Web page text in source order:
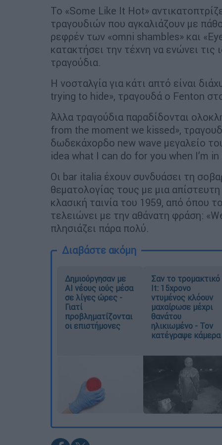
Το «Some Like It Hot»
τραγουδιών που αγκαλιάζουν με
ρεφρέν των «omni shambles» και
κατακτήσει την τέχνη να ενώνει
τραγούδια.
Η νοσταλγία για κάτι απτό είναι
trying to hide», τραγουδά ο Fenton
Άλλα τραγούδια παραδίδονται
from the moment we kissed»,
δωδεκάχορδο new wave μεγαλείο
idea what I can do for you when I’m
Οι bar italia έχουν συνδυάσει τη
θεματολογίας τους με μια
κλασική ταινία του 1959, από όπου
τελειώνει με την αθάνατη φράση:
πλησιάζει πάρα πολύ.
Διαβάστε ακόμη
Δημιούργησαν με
AI νέους ιούς μέσα
σε λίγες ώρες -
Γιατί
προβληματίζονται
οι επιστήμονες
Σαν το τρομακτικό
It: 15χρονο
ντυμένος κλόουν
μαχαίρωσε μέχρι
θανάτου
ηλικιωμένο - Τον
κατέγραψε κάμερα